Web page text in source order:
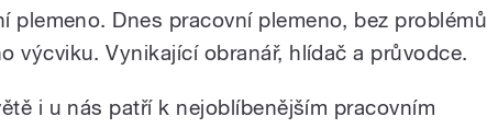
plemeno. Dnes pracovní plemeno, bez problémů
výcviku. Vynikající obranář, hlídač a průvodce.
i u nás patří k nejoblíbenějším pracovním